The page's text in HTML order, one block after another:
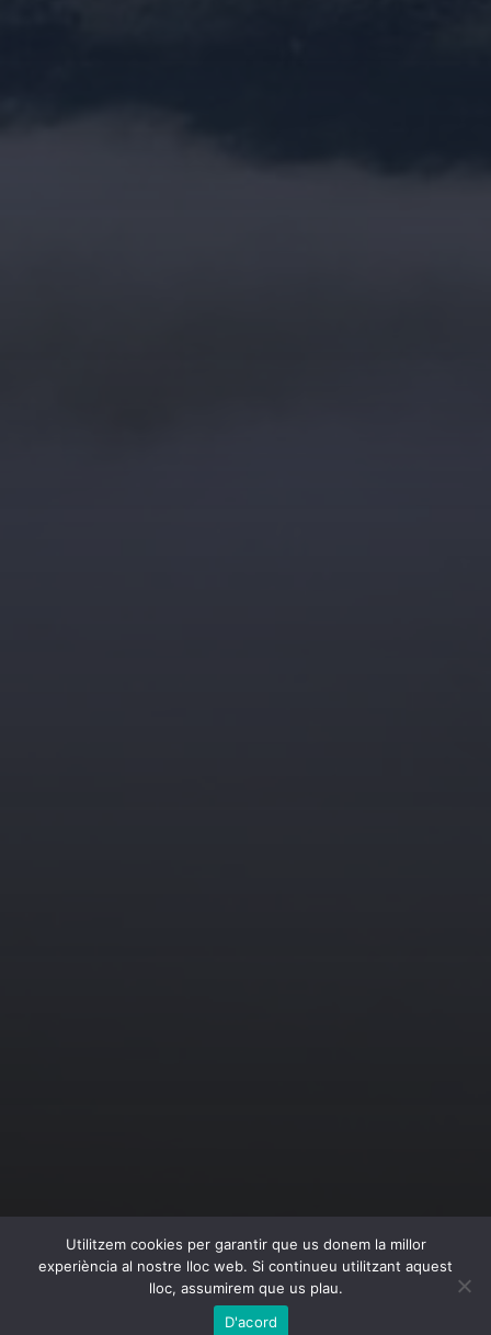
THEME BYANDERS NORÉN
Utilitzem cookies per garantir que us donem la millor
experiència al nostre lloc web. Si continueu utilitzant aquest
lloc, assumirem que us plau.
D'acord